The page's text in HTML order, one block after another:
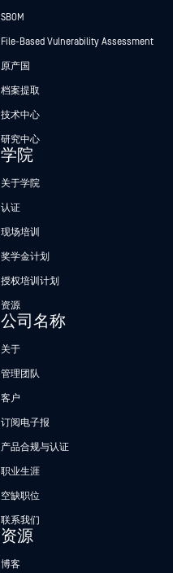
SBOM
File-Based Vulnerability Assessment
原产国
档案提取
技术中心
研究中心
学院
关于学院
认证
现场培训
奖学金计划
授权培训计划
资源
公司名称
关于
管理团队
客户
订阅电子报
产品合规与认证
职业生涯
空缺职位
联系我们
资源
博客